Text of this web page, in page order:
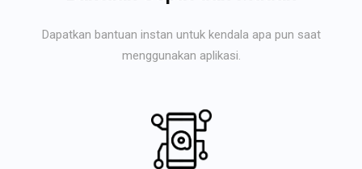
Dapatkan bantuan instan untuk kendala apa pun saat
menggunakan aplikasi.